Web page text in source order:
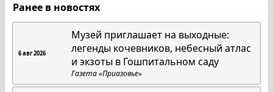
Ранее в новостях
6 авг 2026
Музей приглашает на выходные:
легенды кочевников, небесный атлас
и экзоты в Гошпитальном саду
Газета «Приазовье»